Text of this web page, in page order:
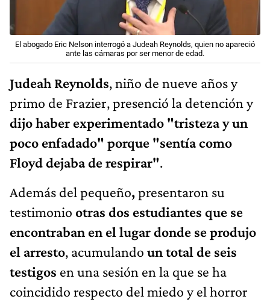
El abogado Eric Nelson interrogó a Judeah Reynolds, quien no apareció
ante las cámaras por ser menor de edad.
Judeah Reynolds, niño de nueve años y
primo de Frazier, presenció la detención y
dijo haber experimentado "tristeza y un
poco enfadado" porque "sentía como
Floyd dejaba de respirar".
Además del pequeño,presentaron su
testimonio otras dos estudiantes que se
encontraban en el lugar donde se produjo
el arresto, acumulando un total de seis
testigos en una sesión en la que se ha
coincidido respecto del miedo y el horror